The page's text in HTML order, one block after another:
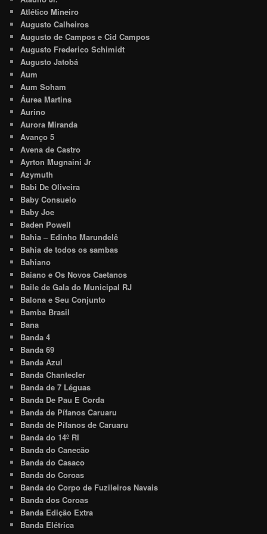
Atlético Mineiro
Augusto Calheiros
Augusto de Campos e Cid Campos
Augusto Frederico Schimidt
Augusto Jatobá
Aum
Aum Soham
Áurea Martins
Aurino
Aurora Miranda
Avanço 5
Avena de Castro
Ayrton Mugnaini Jr
Azymuth
Babi De Oliveira
Baby Consuelo
Baby Joe
Baden Powell
Bahia – Edinho Marundelê
Bahia de todos os sambas
Bahiano
Baiano e Os Novos Caetanos
Baile de Gala do Municipal RJ
Balona e Seu Conjunto
Bamba Brasil
Bana
Banda 4
Banda 69
Banda Azul
Banda Chantecler
Banda de 7 Léguas
Banda De Pau E Corda
Banda de Pífanos Caruaru
Banda de Pífanos de Caruaru
Banda do 14º RI
Banda do Canecão
Banda do Casaco
Banda do Coroas
Banda do Corpo de Fuzileiros Navais
Banda dos Coroas
Banda Edição Extra
Banda Elétrica